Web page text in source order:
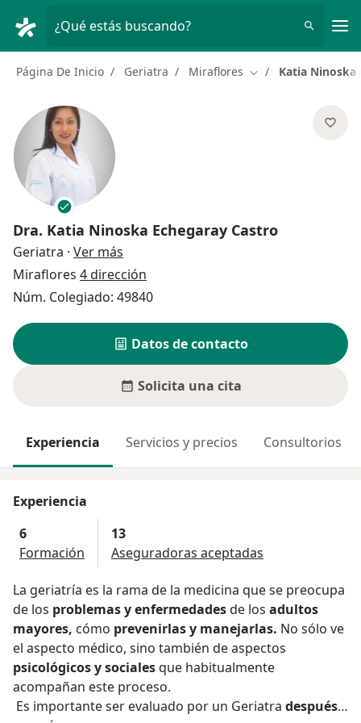
¿Qué estás buscando?
Página De Inicio Geriatra Miraflores Cambiar de ciudad
Katia Ninoska
Dra. Katia Ninoska Echegaray Castro
Geriatra · Ver más
Miraflores 4 dirección
Núm. Colegiado: 49840
Datos de contacto
Solicita una cita
Experiencia Servicios y precios Consultorios
Experiencia
6
Formación
13
Aseguradoras aceptadas
La geriatría es la rama de la medicina que se preocupa
de los problemas y enfermedadesde los adultos
mayores, cómo prevenirlas y manejarlas. No sólo ve
el aspecto médico, sino también de aspectos
psicológicos y socialesque habitualmente
acompañan este proceso.
Es importante ser evaluado por un Geriatra después